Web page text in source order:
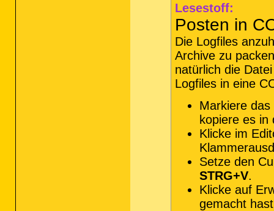
Lesestoff:
Posten in
Die Logfiles
Archive zu
natürlich die
Logfiles in eine
Markiere
kopiere es
Klicke im
Setze den
STRG+V.
Klicke auf
gemacht